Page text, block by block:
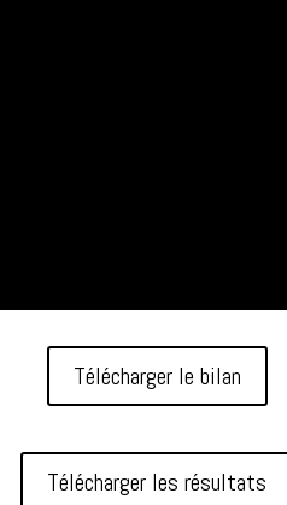
Télécharger le bilan
Télécharger les résultats